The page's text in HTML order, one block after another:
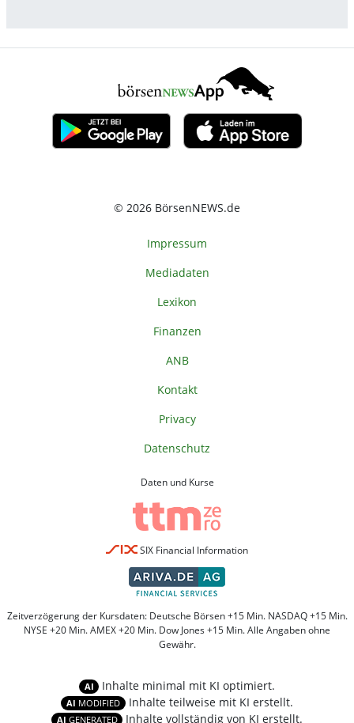
© 2026 BörsenNEWS.de
Impressum
Mediadaten
Lexikon
Finanzen
ANB
Kontakt
Privacy
Datenschutz
Daten und Kurse
SIX Financial Information
Zeitverzögerung der Kursdaten: Deutsche Börsen +15 Min. NASDAQ +15 Min.
NYSE +20 Min. AMEX +20 Min. Dow Jones +15 Min. Alle Angaben ohne
Gewähr.
AI Inhalte minimal mit KI optimiert.
AI MODIFIED Inhalte teilweise mit KI erstellt.
AI GENERATED Inhalte vollständig von KI erstellt.